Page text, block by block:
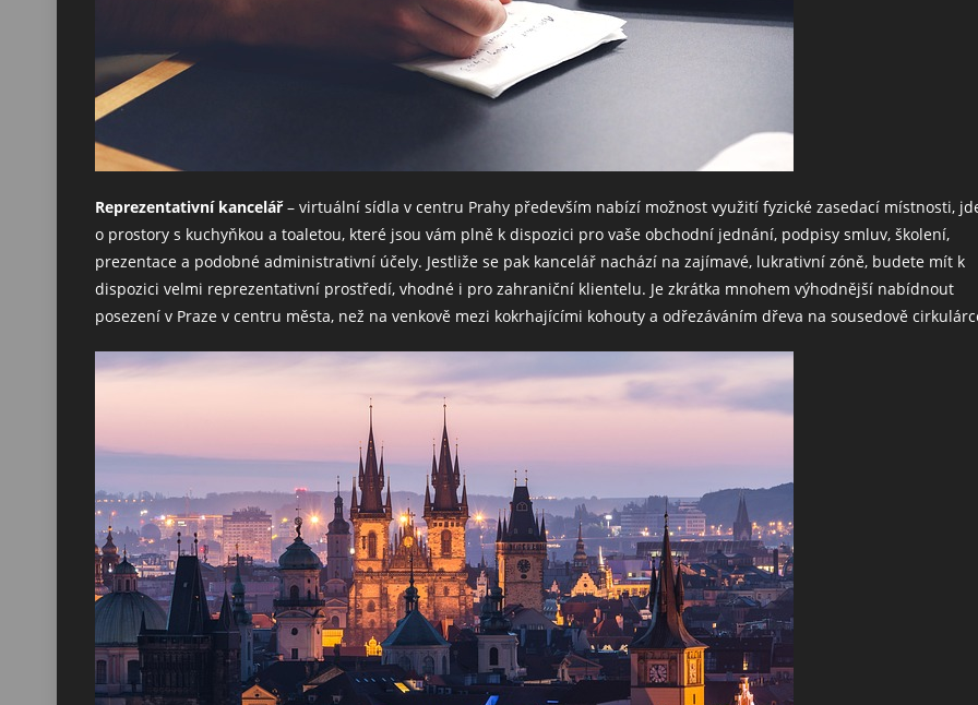
Reprezentativní kancelář– virtuální sídla v centru Prahy především nabízí možnost využití fyzické zasedací místnosti,
o prostory s kuchyňkou a toaletou, které jsou vám plně k dispozici pro vaše obchodní jednání, podpisy smluv, školení,
prezentace a podobné administrativní účely. Jestliže se pak kancelář nachází na zajímavé, lukrativní zóně, budete mít k
dispozici velmi reprezentativní prostředí, vhodné i pro zahraniční klientelu. Je zkrátka mnohem výhodnější nabídnout
posezení v Praze v centru města, než na venkově mezi kokrhajícími kohouty a odřezáváním dřeva na sousedově